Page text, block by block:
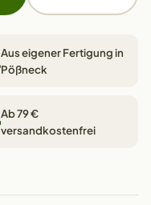
Aus eigener Fertigung in
Pößneck
Ab 79 €
versandkostenfrei